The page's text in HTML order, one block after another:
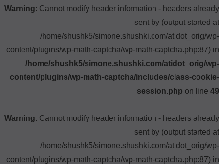
Warning: Cannot modify header information - headers already
sent by (output started at
/home/shushk5/simone.shushki.com/atidot_orig/wp-
content/plugins/wp-math-captcha/wp-math-captcha.php:87) in
/home/shushk5/simone.shushki.com/atidot_orig/wp-
content/plugins/wp-math-captcha/includes/class-cookie-
session.php on line 49
Warning: Cannot modify header information - headers already
sent by (output started at
/home/shushk5/simone.shushki.com/atidot_orig/wp-
content/plugins/wp-math-captcha/wp-math-captcha.php:87) in